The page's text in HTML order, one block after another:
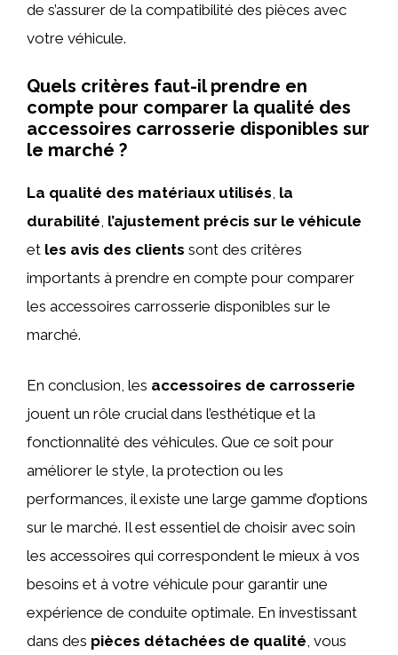
de s’assurer de la compatibilité des pièces avec
votre véhicule.
Quels critères faut-il prendre en
compte pour comparer la qualité des
accessoires carrosserie disponibles sur
le marché ?
La qualité des matériaux utilisés la
durabilité l’ajustement précis sur le véhicule
et les avis des clients sont des critères
importants à prendre en compte pour comparer
les accessoires carrosserie disponibles sur le
marché.
En conclusion, les accessoires de carrosserie
jouent un rôle crucial dans l’esthétique et la
fonctionnalité des véhicules. Que ce soit pour
améliorer le style, la protection ou les
performances, il existe une large gamme d’options
sur le marché. Il est essentiel de choisir avec soin
les accessoires qui correspondent le mieux à vos
besoins et à votre véhicule pour garantir une
expérience de conduite optimale. En investissant
dans des pièces détachées de qualité, vous